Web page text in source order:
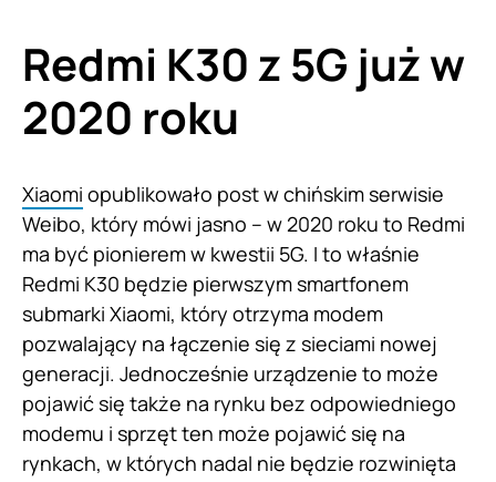
Redmi K30 z 5G już w
2020 roku
Xiaomi opublikowało post w chińskim serwisie
Weibo, który mówi jasno – w 2020 roku to Redmi
ma być pionierem w kwestii 5G. I to właśnie
Redmi K30 będzie pierwszym smartfonem
submarki Xiaomi, który otrzyma modem
pozwalający na łączenie się z sieciami nowej
generacji. Jednocześnie urządzenie to może
pojawić się także na rynku bez odpowiedniego
modemu i sprzęt ten może pojawić się na
rynkach, w których nadal nie będzie rozwinięta